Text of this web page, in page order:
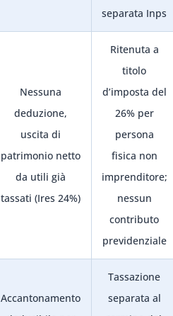
separata Inps
Nessuna
deduzione,
uscita di
patrimonio netto
da utili già
tassati (Ires 24%)
Ritenuta a
titolo
d’imposta del
26% per
persona
fisica non
imprenditore;
nessun
contributo
previdenziale
Accantonamento
Tassazione
separata al